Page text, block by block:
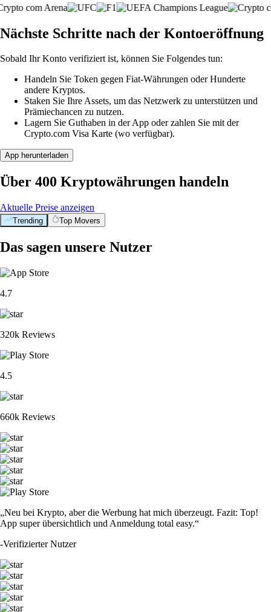
Nächste Schritte nach der Kontoeröffnung
Sobald Ihr Konto verifiziert ist, können Sie Folgendes tun:
Handeln Sie Token gegen Fiat-Währungen oder Hunderte
andere Kryptos.
Staken Sie Ihre Assets, um das Netzwerk zu unterstützen und
Prämiechancen zu nutzen.
Lagern Sie Guthaben in der App oder zahlen Sie mit der
Crypto.com Visa Karte (wo verfügbar).
App herunterladen
Über 400 Kryptowährungen handeln
Aktuelle Preise anzeigen
Trending Top Movers
Das sagen unsere Nutzer
4.7
320k Reviews
4.5
660k Reviews
„Neu bei Krypto, aber die Werbung hat mich überzeugt. Fazit: Top!
App super übersichtlich und Anmeldung total easy.“
-Verifizierter Nutzer